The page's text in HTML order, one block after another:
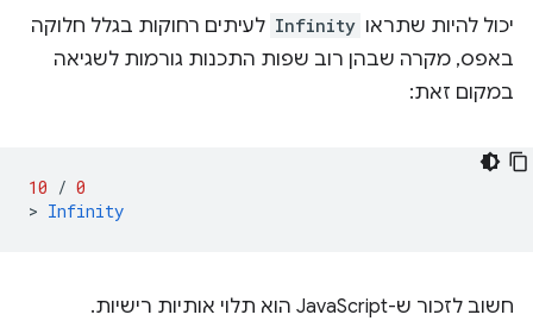
יכול להיות שתראו Infinity לעיתים רחוקות בגלל חלוקה
באפס, מקרה שבהן רוב שפות התכנות גורמות לשגיאה
במקום זאת:
10 / 0
> Infinity
חשוב לזכור ש-JavaScript הוא תלוי אותיות רישיות.